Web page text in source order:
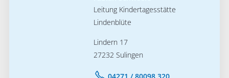
Leitung Kindertagesstätte
Lindenblüte
Lindern 17
27232 Sulingen